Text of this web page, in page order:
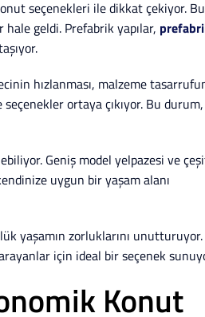
seçenekleri ile dikkat çekiyor. Bu
geldi. Prefabrik yapılar,
hızlanması, malzeme
ortaya çıkıyor. Bu durum,
Geniş model yelpazesi ve
uygun bir yaşam alanı
yaşamın zorluklarını unutturuyor.
için ideal bir seçenek
Konut